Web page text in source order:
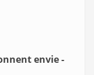
envie -